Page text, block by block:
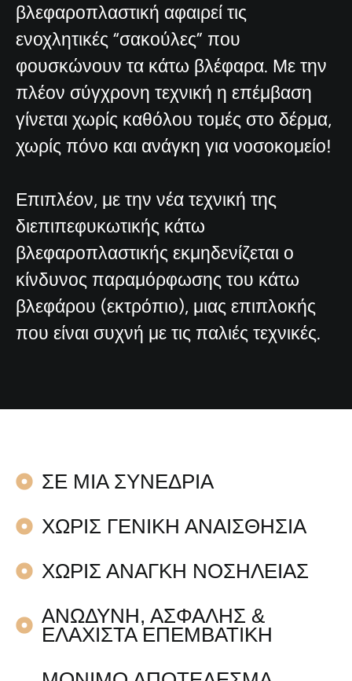
βλεφαροπλαστική αφαιρεί τις
ενοχλητικές “σακούλες” που
φουσκώνουν τα κάτω βλέφαρα. Με την
πλέον σύγχρονη τεχνική η επέμβαση
γίνεται χωρίς καθόλου τομές στο δέρμα,
χωρίς πόνο και ανάγκη για νοσοκομείο!
Επιπλέον, με την νέα τεχνική της
διεπιπεφυκωτικής κάτω
βλεφαροπλαστικής εκμηδενίζεται ο
κίνδυνος παραμόρφωσης του κάτω
βλεφάρου (εκτρόπιο), μιας επιπλοκής
που είναι συχνή με τις παλιές τεχνικές.
ΣΕ ΜΙΑ ΣΥΝΕΔΡΙΑ
ΧΩΡΙΣ ΓΕΝΙΚΗ ΑΝΑΙΣΘΗΣΙΑ
ΧΩΡΙΣ ΑΝΑΓΚΗ ΝΟΣΗΛΕΙΑΣ
ΑΝΩΔΥΝΗ, ΑΣΦΑΛΗΣ &
ΕΛΑΧΙΣΤΑ ΕΠΕΜΒΑΤΙΚΗ